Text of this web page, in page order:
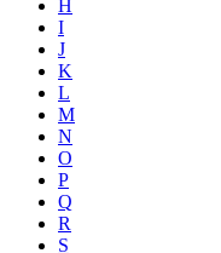
H
I
J
K
L
M
N
O
P
Q
R
S